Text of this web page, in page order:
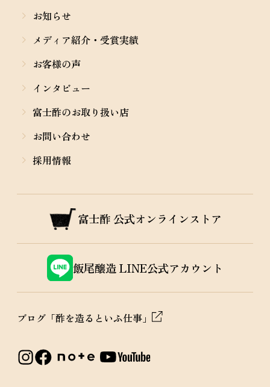
お知らせ
メディア紹介・受賞実績
お客様の声
インタビュー
富士酢のお取り扱い店
お問い合わせ
採用情報
富士酢公式オンラインストア
飯尾醸造LINE公式アカウント
ブログ「酢を造るといふ仕事」